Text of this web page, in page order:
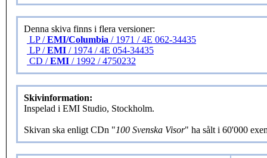
Denna skiva finns i flera versioner:
LP /EMI/Columbia / 1971 / 4E 062-34435
LP /EMI / 1974 / 4E 054-34435
CD /EMI / 1992 / 4750232
Skivinformation:
Inspelad i EMI Studio, Stockholm.
Skivan ska enligt CDn "100 Svenska Visor" ha sålt i 60'000